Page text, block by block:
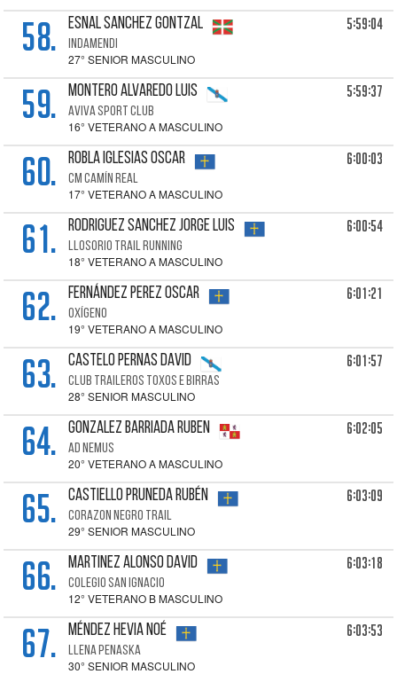
58. ESNAL SANCHEZ Gontzal
INDAMENDI
27° SENIOR MASCULINO
5:59:04
59. MONTERO ALVAREDO Luis
AVIVA SPORT CLUB
16° VETERANO A MASCULINO
5:59:37
60. ROBLA IGLESIAS Oscar
CM CAMÍN REAL
17° VETERANO A MASCULINO
6:00:03
61. RODRIGUEZ SANCHEZ Jorge Luis
LLOSORIO TRAIL RUNNING
18° VETERANO A MASCULINO
6:00:54
62. FERNÁNDEZ PEREZ Oscar
OXÍGENO
19° VETERANO A MASCULINO
6:01:21
63. CASTELO PERNAS David
CLUB TRAILEROS TOXOS E BIRRAS
28° SENIOR MASCULINO
6:01:57
64. GONZALEZ BARRIADA Ruben
AD NEMUS
20° VETERANO A MASCULINO
6:02:05
65. CASTIELLO PRUNEDA Rubén
CORAZON NEGRO TRAIL
29° SENIOR MASCULINO
6:03:09
66. MARTINEZ ALONSO David
COLEGIO SAN IGNACIO
12° VETERANO B MASCULINO
6:03:18
67. MÉNDEZ HEVIA Noé
LLENA PENASKA
30° SENIOR MASCULINO
6:03:53